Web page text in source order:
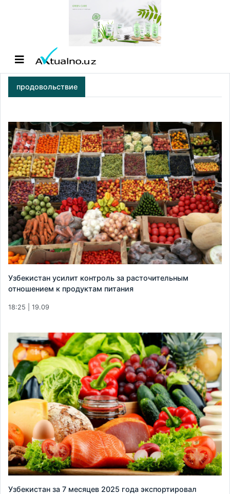
продовольствие
Узбекистан усилит контроль за расточительным
отношением к продуктам питания
18:25 | 19.09
Узбекистан за 7 месяцев 2025 года экспортировал